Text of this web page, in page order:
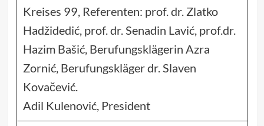
Kreises 99, Referenten: prof. dr. Zlatko
Hadžidedić, prof. dr. Senadin Lavić, prof.dr.
Hazim Bašić, Berufungsklägerin Azra
Zornić, Berufungskläger dr. Slaven
Kovačević.
Adil Kulenović, President